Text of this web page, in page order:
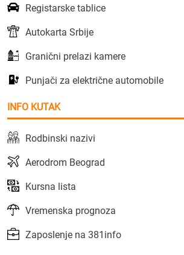
Registarske tablice
Autokarta Srbije
Granični prelazi kamere
Punjači za električne automobile
INFO KUTAK
Rodbinski nazivi
Aerodrom Beograd
Kursna lista
Vremenska prognoza
Zaposlenje na 381info